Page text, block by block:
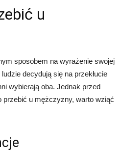
u
sposobem na wyrażenie swojej
decydują się na przekłucie
wybierają oba. Jednak przed
przebić u mężczyzny, warto wziąć